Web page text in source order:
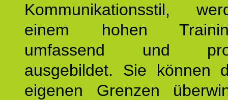
Kommunikationsstil,
einem hohen
umfassend und
ausgebildet. Sie können
eigenen Grenzen